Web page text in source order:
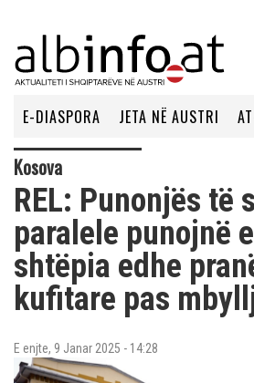
E-DIASPORA JETA NË AUSTRI
Kosova
REL: Punonjës të
paralele punojnë
shtëpia edhe
kufitare pas
E enjte, 9 Janar 2025 - 14:28